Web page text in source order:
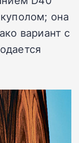
она
вариант с